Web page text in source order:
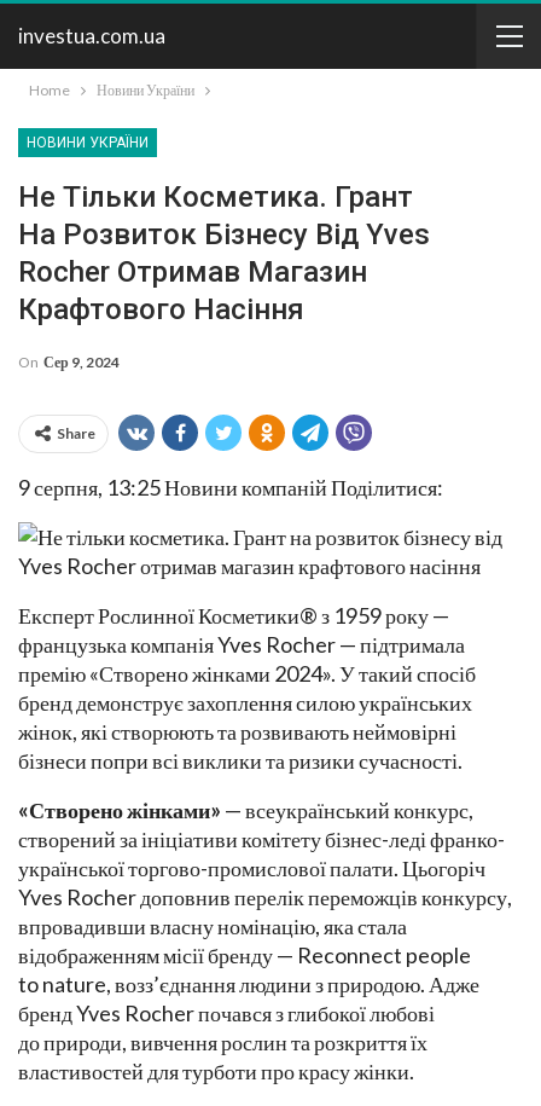
investua.com.ua
Home Новини України
НОВИНИ УКРАЇНИ
Не Тільки Косметика. Грант
На Розвиток Бізнесу Від Yves
Rocher Отримав Магазин
Крафтового Насіння
On Сер 9, 2024
Share
9 серпня, 13:25Новини компаній Поділитися:
Експерт Рослинної Косметики® з 1959 року —
французька компанія Yves Rocher — підтримала
премію «Створено жінками 2024». У такий спосіб
бренд демонструє захоплення силою українських
жінок, які створюють та розвивають неймовірні
бізнеси попри всі виклики та ризики сучасності.
«Створено жінками» — всеукраїнський конкурс,
створений за ініціативи комітету бізнес-леді франко-
української торгово-промислової палати. Цьогоріч
Yves Rocher доповнив перелік переможців конкурсу,
впровадивши власну номінацію, яка стала
відображенням місії бренду — Reconnect people
to nature, возз’єднання людини з природою. Адже
бренд Yves Rocher почався з глибокої любові
до природи, вивчення рослин та розкриття їх
властивостей для турботи про красу жінки.